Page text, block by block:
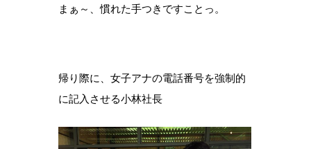
まぁ～、慣れた手つきですことっ。
帰り際に、女子アナの電話番号を強制的
に記入させる小林社長